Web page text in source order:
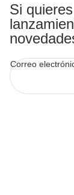
Si
Correo